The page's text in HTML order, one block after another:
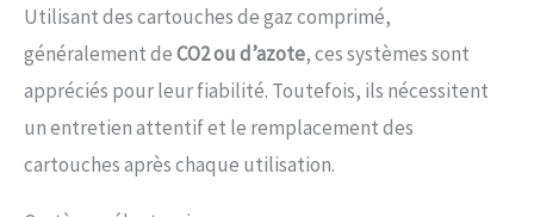
Utilisant des cartouches de gaz comprimé,
généralement deCO2 ou d’azote, ces systèmes sont
appréciés pour leur fiabilité. Toutefois, ils nécessitent
un entretien attentif et le remplacement des
cartouches après chaque utilisation.